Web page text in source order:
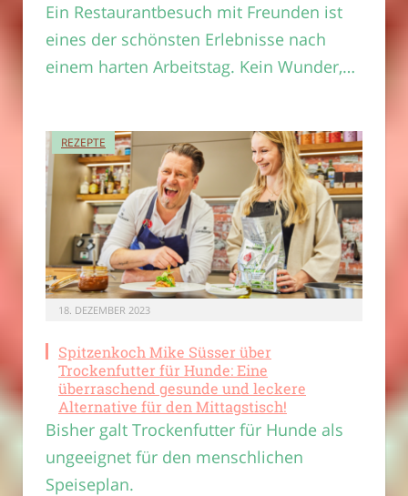
Ein Restaurantbesuch mit Freunden ist
eines der schönsten Erlebnisse nach
einem harten Arbeitstag. Kein Wunder,…
REZEPTE
18. DEZEMBER 2023
Spitzenkoch Mike Süsser über
Trockenfutter für Hunde: Eine
überraschend gesunde und leckere
Alternative für den Mittagstisch!
Bisher galt Trockenfutter für Hunde als
ungeeignet für den menschlichen
Speiseplan.